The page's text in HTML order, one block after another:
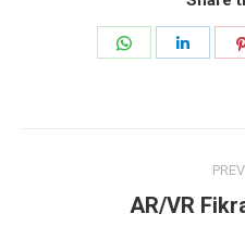
navigation
AR/VR